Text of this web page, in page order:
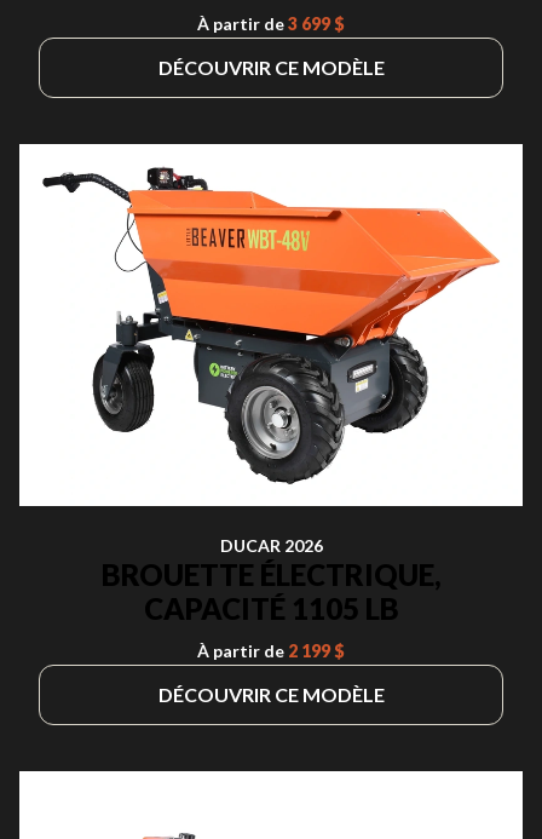
À partir de3 699 $
DÉCOUVRIR CE MODÈLE
DUCAR 2026
BROUETTE ÉLECTRIQUE,
CAPACITÉ 1105 LB
À partir de 2 199 $
DÉCOUVRIR CE MODÈLE